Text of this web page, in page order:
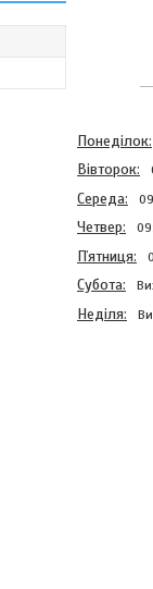
Понеділок
Вівторок
Середа
Четвер
Пʼятниця
Субота
Неділя